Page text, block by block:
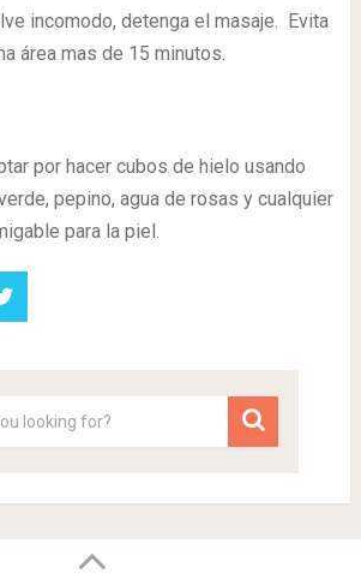
incomodo, detenga el masaje. Evita
área mas de 15 minutos.
por hacer cubos de hielo usando
pepino, agua de rosas y cualquier
para la piel.